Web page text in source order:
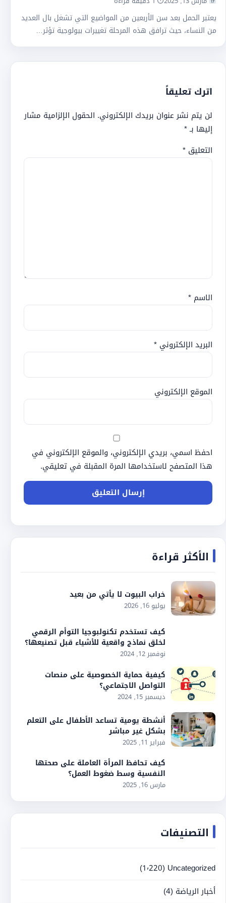
يعتبر الحمل بعد سن الأربعين من المواضيع التي تشغل بال العديد
من النساء، حيث ترافق هذه المرحلة تغييرات بيولوجية تؤثر…
اترك تعليقاً
لن يتم نشر عنوان بريدك الإلكتروني. الحقول الإلزامية مشار
إليها بـ*
التعليق *
الاسم *
البريد الإلكتروني *
الموقع الإلكتروني
احفظ اسمي، بريدي الإلكتروني، والموقع الإلكتروني في
هذا المتصفح لاستخدامها المرة المقبلة في تعليقي.
الأكثر قراءة
خراب البيوت لا يأتي من بعيد
يوليو 16, 2026
كيف تستخدم تكنولبوجيا التوأم الرقمي
لخلق نماذج واقعية للأشياء قبل تصنيعها؟
نوفمبر 12, 2024
كيفية حماية الخصوصية على منصات
التواصل الاجتماعي؟
ديسمبر 15, 2024
أنشطة يومية تساعد الأطفال على التعلم
بشكل غير مباشر
فبراير 11, 2025
كيف تحافظ المرأة العاملة على صحتها
النفسية وسط ضغوط العمل؟
مارس 16, 2025
التصنيفات
Uncategorized (1٬220)
أخبار الرياضة (4)